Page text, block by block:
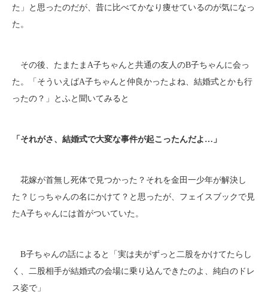
た」と思ったのだが、昔に比べてかなり痩せているのが気になっ
た。
その後、たまたまA子ちゃんと共通の友人のB子ちゃんに会っ
た。「そういえばA子ちゃんと仲良かったよね、結婚式とかも行
ったの？」とふと聞いてみると
「それがさ、結婚式で大変な事件が起こったんだよ…」
花嫁が首無し死体で見つかった？それを金田一少年が解決し
た？じっちゃんの名にかけて？と思ったが、フェイスブックで見
たA子ちゃんには首がついていた。
B子ちゃんの話によると「実は夫がずっと二股をかけてたらし
く、二股相手が結婚式の会場に乗り込んできたのよ、純白のドレ
ス姿で」